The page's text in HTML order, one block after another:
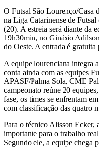
O Futsal São Lourenço/Casa
na Liga Catarinense de
(20). A estreia será diante da
19h30min, no Ginásio
do Oeste. A entrada é gratuita
A equipe lourenciana integra
conta ainda com as equipes
APASF/Palma Sola, CME
campeonato reúne 20
fase, os times se enfrentam
com classificação das quatro
Para o técnico Alisson Ecker,
importante para o trabalho
Segundo ele, a equipe chega